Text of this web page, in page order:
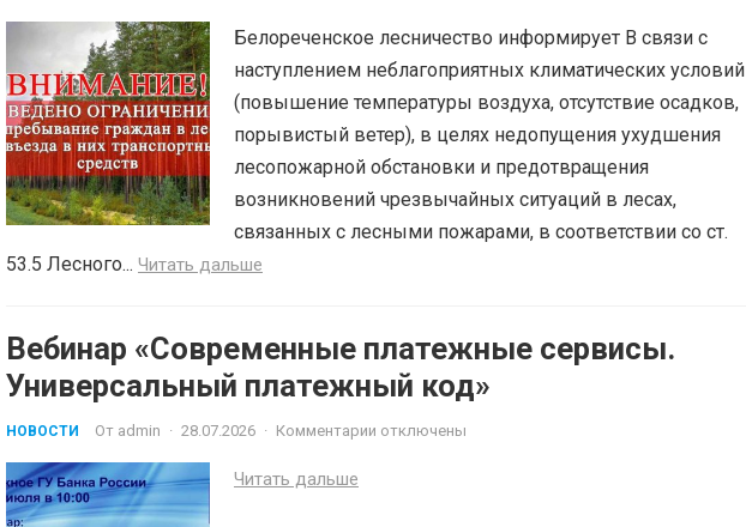
Белореченское лесничество информирует В связи с
наступлением неблагоприятных климатических условий
(повышение температуры воздуха, отсутствие осадков,
порывистый ветер), в целях недопущения ухудшения
лесопожарной обстановки и предотвращения
возникновений чрезвычайных ситуаций в лесах,
связанных с лесными пожарами, в соответствии со ст.
53.5 Лесного... Читать дальше
Вебинар «Современные платежные сервисы.
Универсальный платежный код»
НОВОСТИ От admin · 28.07.2026 · Комментарии отключены
Читать дальше